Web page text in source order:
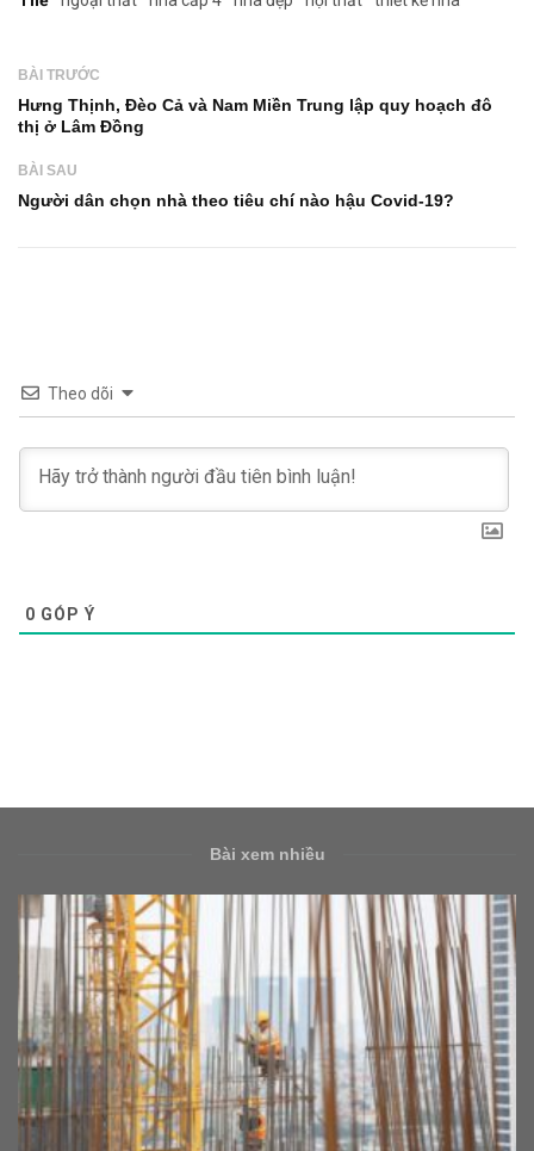
BÀI TRƯỚC
Hưng Thịnh, Đèo Cả và Nam Miền Trung lập quy hoạch đô
thị ở Lâm Đồng
BÀI SAU
Người dân chọn nhà theo tiêu chí nào hậu Covid-19?
Theo dõi
0 GÓP Ý
Bài xem nhiều